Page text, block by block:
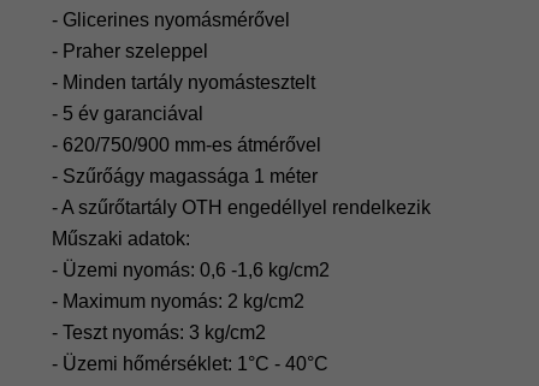
- Glicerines nyomásmérővel
- Praher szeleppel
- Minden tartály nyomástesztelt
- 5 év garanciával
- 620/750/900 mm-es átmérővel
- Szűrőágy magassága 1 méter
- A szűrőtartály OTH engedéllyel rendelkezik
Műszaki adatok:
- Üzemi nyomás: 0,6 -1,6 kg/cm2
- Maximum nyomás: 2 kg/cm2
- Teszt nyomás: 3 kg/cm2
​- Üzemi hőmérséklet: 1°C - 40°C